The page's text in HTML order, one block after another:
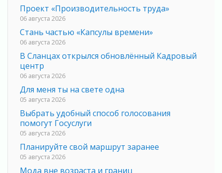
Проект «Производительность труда»
06 августа 2026
Стань частью «Капсулы времени»
06 августа 2026
В Сланцах открылся обновлённый Кадровый
центр
06 августа 2026
Для меня ты на свете одна
05 августа 2026
Выбрать удобный способ голосования
помогут Госуслуги
05 августа 2026
Планируйте свой маршрут заранее
05 августа 2026
Мода вне возраста и границ